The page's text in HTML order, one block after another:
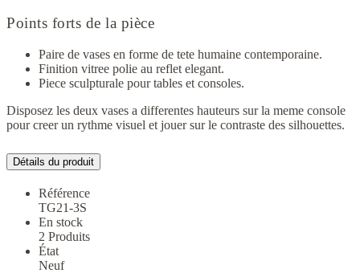
Points forts de la pièce
Paire de vases en forme de tete humaine contemporaine.
Finition vitree polie au reflet elegant.
Piece sculpturale pour tables et consoles.
Disposez les deux vases a differentes hauteurs sur la meme console
pour creer un rythme visuel et jouer sur le contraste des silhouettes.
Détails du produit
Référence
TG21-3S
En stock
2 Produits
État
Neuf